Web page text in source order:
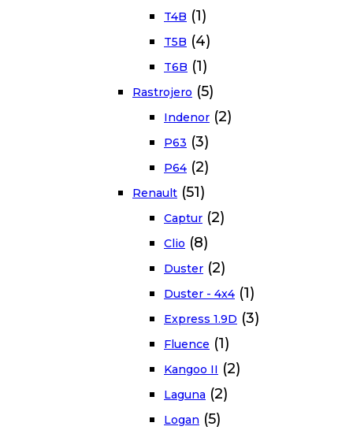
T4B (1)
T5B (4)
T6B (1)
Rastrojero (5)
Indenor (2)
P63 (3)
P64 (2)
Renault (51)
Captur (2)
Clio (8)
Duster (2)
Duster - 4x4 (1)
Express 1.9D (3)
Fluence (1)
Kangoo II (2)
Laguna (2)
Logan (5)